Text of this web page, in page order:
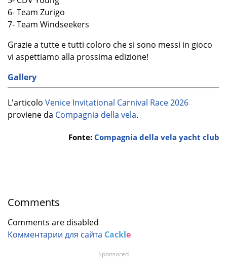
6- Team Zurigo
7- Team Windseekers
Grazie a tutte e tutti coloro che si sono messi in gioco
vi aspettiamo alla prossima edizione!
Gallery
L'articolo Venice Invitational Carnival Race 2026
proviene da Compagnia della vela.
Fonte: Compagnia della vela yacht club
Comments
Comments are disabled
Комментарии для сайта Cackle
Sponsored